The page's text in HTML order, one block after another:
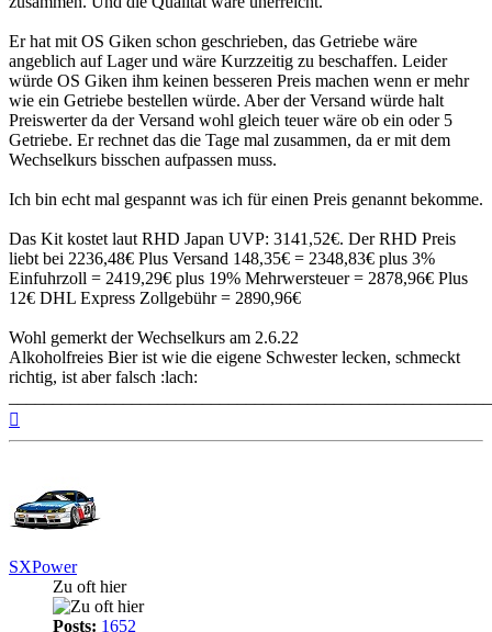
Er hat mit OS Giken schon geschrieben, das Getriebe wäre
angeblich auf Lager und wäre Kurzzeitig zu beschaffen. Leider
würde OS Giken ihm keinen besseren Preis machen wenn er mehr
wie ein Getriebe bestellen würde. Aber der Versand würde halt
Preiswerter da der Versand wohl gleich teuer wäre ob ein oder 5
Getriebe. Er rechnet das die Tage mal zusammen, da er mit dem
Wechselkurs bisschen aufpassen muss.
Ich bin echt mal gespannt was ich für einen Preis genannt bekomme.
Das Kit kostet laut RHD Japan UVP: 3141,52€. Der RHD Preis
liebt bei 2236,48€ Plus Versand 148,35€ = 2348,83€ plus 3%
Einfuhrzoll = 2419,29€ plus 19% Mehrwersteuer = 2878,96€ Plus
12€ DHL Express Zollgebühr = 2890,96€
Wohl gemerkt der Wechselkurs am 2.6.22
Alkoholfreies Bier ist wie die eigene Schwester lecken, schmeckt
richtig, ist aber falsch :lach:
SXPower
Zu oft hier
Posts: 1652